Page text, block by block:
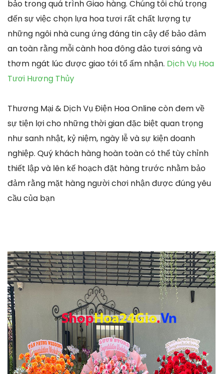
bảo trong quá trình Giao hàng. Chúng tôi chú trọng
đến sự việc chọn lựa hoa tươi rất chất lượng tự
những ngôi nhà cung ứng đáng tin cậy để bảo đảm
an toàn rằng mỗi cành hoa đông đảo tươi sáng và
thơm ngát lúc được giao tới tổ ấm nhận. Dịch Vụ Hoa
Tươi Hương Thủy
Thương Mại & Dịch Vụ Điện Hoa Online còn đem về
sự tiện lợi cho những thời gian đặc biệt quan trọng
như sanh nhật, kỷ niệm, ngày lễ và sự kiện doanh
nghiệp. Quý khách hàng hoàn toàn có thể tùy chỉnh
thiết lập và lên kế hoạch đặt hàng trước nhằm bảo
đảm rằng mặt hàng người chơi nhận được đúng yêu
cầu của bạn